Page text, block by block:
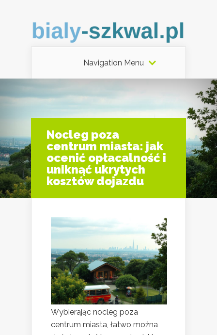
Navigation Menu
Nocleg poza
centrum miasta: jak
ocenić opłacalność i
uniknąć ukrytych
kosztów dojazdu
Wybierając nocleg poza
centrum miasta, łatwo można